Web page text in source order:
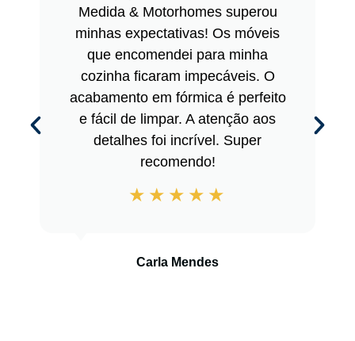
Medida & Motorhomes superou
minhas expectativas! Os móveis
que encomendei para minha
cozinha ficaram impecáveis. O
acabamento em fórmica é perfeito
e fácil de limpar. A atenção aos
detalhes foi incrível. Super
recomendo!
Carla Mendes